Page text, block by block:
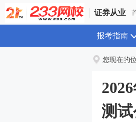
证券从业
报考指南
您现在的
测试